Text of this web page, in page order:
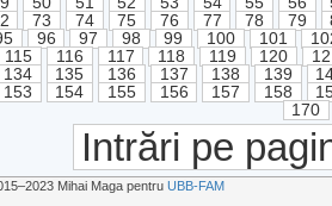
73 74 75 76 77 78 79
96 97 98 99 100 101
115 116 117 118 119 120
134 135 136 137 138 139
153 154 155 156 157 158
170
Intrări pe
Mihai Maga pentru UBB-FAM